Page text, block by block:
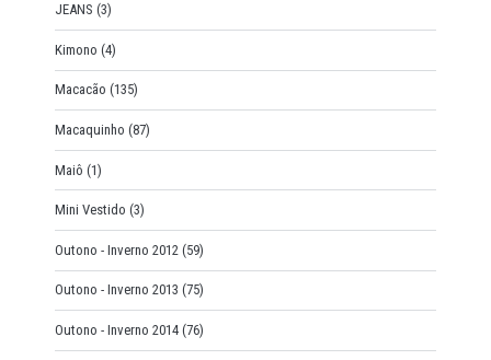
JEANS (3)
Kimono (4)
Macacão (135)
Macaquinho (87)
Maiô (1)
Mini Vestido (3)
Outono - Inverno 2012 (59)
Outono - Inverno 2013 (75)
Outono - Inverno 2014 (76)